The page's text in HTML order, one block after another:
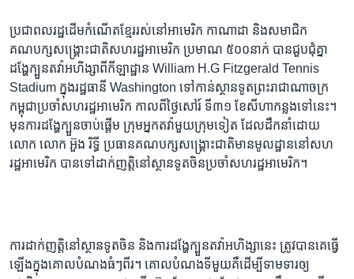
ប្រជាពលរដ្ឋដើម​កំណើត​ខ្មែរ​រស់​នៅ​អាមេរិក ​កាណាដា និង​សមាជិក​
គណបក្ស​សង្គ្រោះ​ជាតិ​សហរដ្ឋ​អាមេរិក ប្រមាណ​ ៥០០​នាក់ បាន​ជួប​ជុំ​គ្នា​
ដង្ហែ​ក្បួន​តវ៉ា​អហិង្សា​ពី​កីឡាដ្ឋាន William H.G Fitzgerald Tennis
Stadium ក្នុង​រដ្ឋធានី Washington ទៅ​កាន់​ស្ថាន​ទូត​ព្រះរាជា​ណា​ចក្រ​
កម្ពុជា​ប្រចាំ​សហរដ្ឋអាមេរិក កាល​ពី​ថ្ងៃសៅរ៍ ទី៣១ ខែ​សីហា​កន្លង​ទៅ​នេះ។
មុន​ការ​ដង្ហែ​ក្បួន​ចាប់​ផ្ដើម​ ក្រុម​អ្នក​តវ៉ា​មួយ​ក្រុម​ទៀត​ ដែល​ដឹក​នាំ​ដោយ​
លោក លោក​ អ៊ួង រិទ្ធី ប្រធាន​គណបក្ស​សង្គ្រោះ​ជាតិ​មាន​មូលដ្ឋាន​នៅ​សហ
រដ្ឋ​អាមេរិក ​បាន​ទៅ​ដាក់​ញត្តិ​នៅ​ស្ថាន​ទូត​ចិន​ប្រចាំ​សហរដ្ឋ​អាមេរិក​។
ការ​ដាក់​ញត្តិ​នៅ​ស្ថាន​ទូតចិន​ និង​ការ​ដង្ហែ​ក្បួន​តវ៉ា​អហិង្សា​នេះ ​ត្រូវ​បាន​គេ​ធ្វើ​
ឡើង​ក្នុង​គោល​បំណង​ធំៗ​ពីរ។ គោល​បំណង​ទី​មួយគឺ​ដើម្បី​ទាមទារ​ឲ្យ​